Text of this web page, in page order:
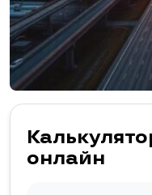
онлайн